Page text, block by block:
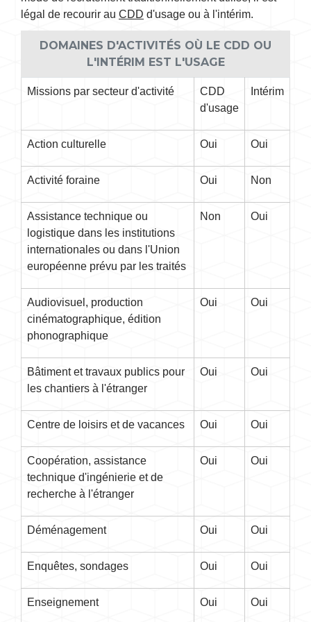
légal de recourir au CDD d'usage ou à l'intérim.
DOMAINES D'ACTIVITÉS OÙ LE CDD OU
L'INTÉRIM EST L'USAGE
Missions par secteur d'activité
CDD
d'usage
Intérim
Action culturelle Oui Oui
Activité foraine Oui Non
Assistance technique ou
logistique dans les institutions
internationales ou dans l'Union
européenne prévu par les traités
Non Oui
Audiovisuel, production
cinématographique, édition
phonographique
Oui Oui
Bâtiment et travaux publics pour
les chantiers à l'étranger
Oui Oui
Centre de loisirs et de vacances Oui Oui
Coopération, assistance
technique d'ingénierie et de
recherche à l'étranger
Oui Oui
Déménagement Oui Oui
Enquêtes, sondages Oui Oui
Enseignement Oui Oui